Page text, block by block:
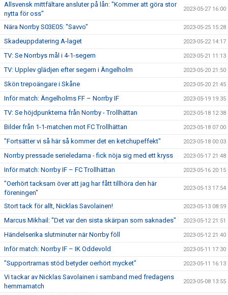
Allsvensk mittfältare ansluter på lån: "Kommer att göra stor
nytta för oss"
2023-05-27 16:00
Nära Norrby S03E05: "Savvo" 2023-05-25 15:28
Skadeuppdatering A-laget 2023-05-22 14:17
TV: Se Norrbys mål i 4-1-segern 2023-05-21 11:13
TV: Upplev glädjen efter segern i Ängelholm 2023-05-20 21:50
Skön trepoängare i Skåne 2023-05-20 21:45
Inför match: Ängelholms FF – Norrby IF 2023-05-19 19:35
TV: Se höjdpunkterna från Norrby - Trollhättan 2023-05-18 12:38
Bilder från 1-1-matchen mot FC Trollhättan 2023-05-18 07:00
"Fortsätter vi så här så kommer det en ketchupeffekt" 2023-05-18 00:03
Norrby pressade serieledarna - fick nöja sig med ett kryss 2023-05-17 21:48
Inför match: Norrby IF – FC Trollhättan 2023-05-16 20:15
"Oerhört tacksam över att jag har fått tillhöra den här
föreningen"
2023-05-13 17:54
Stort tack för allt, Nicklas Savolainen! 2023-05-13 08:59
Marcus Mikhail: "Det var den sista skärpan som saknades" 2023-05-12 21:51
Händelserika slutminuter när Norrby föll 2023-05-12 21:40
Inför match: Norrby IF – IK Oddevold 2023-05-11 17:30
"Supportrarnas stöd betyder oerhört mycket" 2023-05-11 16:13
Vi tackar av Nicklas Savolainen i samband med fredagens
hemmamatch
2023-05-08 13:55